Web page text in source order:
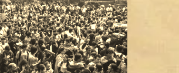
टिप्पणी मामले में Udhayanidhi Stalin
ने कौन सी धाराएं लगाईं